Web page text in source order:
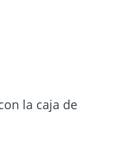
la caja de